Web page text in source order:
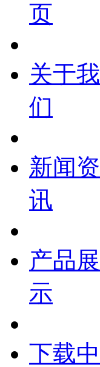
页
关于我
们
新闻资
讯
产品展
示
下载中